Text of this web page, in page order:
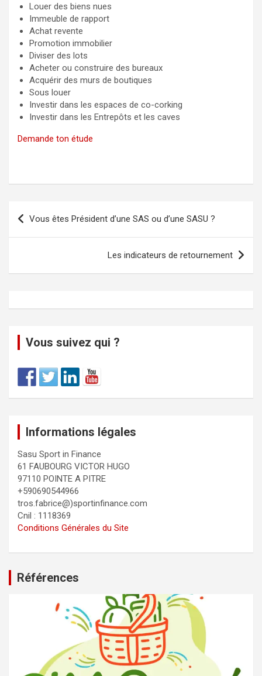
Louer des biens nues
Immeuble de rapport
Achat revente
Promotion immobilier
Diviser des lots
Acheter ou construire des bureaux
Acquérir des murs de boutiques
Sous louer
Investir dans les espaces de co-corking
Investir dans les Entrepôts et les caves
Demande ton étude
Vous êtes Président d’une SAS ou d’une SASU ?
Les indicateurs de retournement
Vous suivez qui ?
Informations légales
Sasu Sport in Finance
61 FAUBOURG VICTOR HUGO
97110 POINTE A PITRE
+590690544966
tros.fabrice@)sportinfinance.com
Cnil : 1118369
Conditions Générales du Site
Références